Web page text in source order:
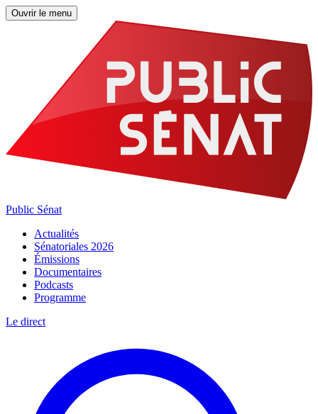
Ouvrir le menu
Public Sénat
Actualités
Sénatoriales 2026
Émissions
Documentaires
Podcasts
Programme
Le direct